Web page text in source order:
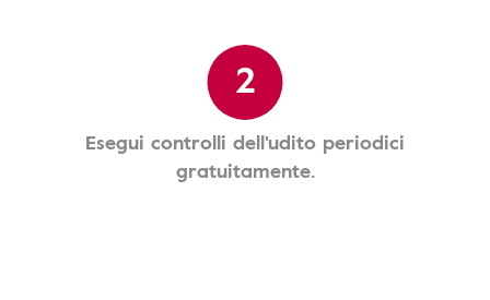
2
Esegui controlli dell'udito periodici
gratuitamente.